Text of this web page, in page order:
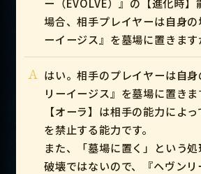
ー（EVOLVE）』の【進化時】
場合、相手プレイヤーは自身の
ーイージス』を墓場に置きます
A はい。相手のプレイヤーは自
リーイージス』を墓場に置きま
【オーラ】は相手の能力によ
を禁止する能力です。
また、「墓場に置く」という
破壊ではないので、『ヘヴン